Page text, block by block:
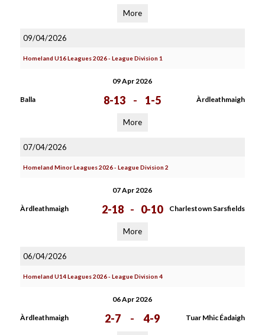
More
09/04/2026
Homeland U16 Leagues 2026 - League Division 1
09 Apr 2026
Balla 8-13 - 1-5 Àrdleathmaigh
More
07/04/2026
Homeland Minor Leagues 2026 - League Division 2
07 Apr 2026
Àrdleathmaigh 2-18 - 0-10 Charlestown Sarsfields
More
06/04/2026
Homeland U14 Leagues 2026 - League Division 4
06 Apr 2026
Àrdleathmaigh 2-7 - 4-9 Tuar Mhic Éadaigh